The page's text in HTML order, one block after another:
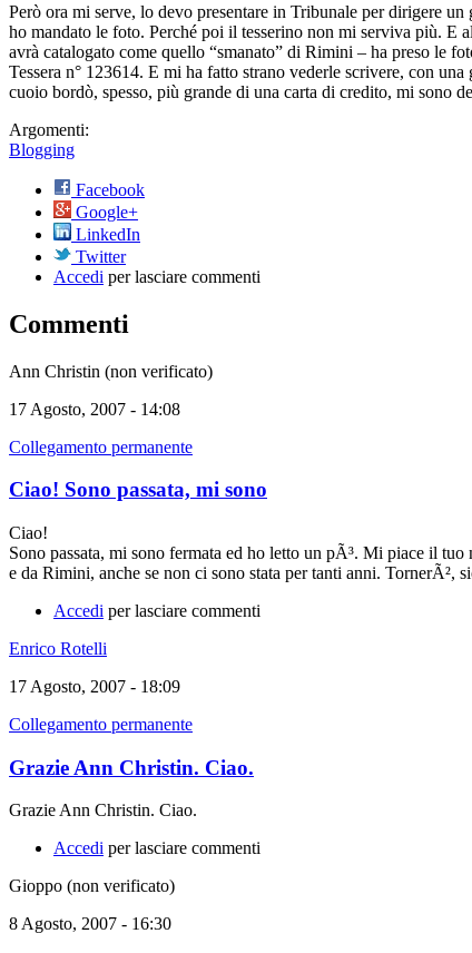
Però ora mi serve, lo devo presentare in Tribunale per dirigere
ho mandato le foto. Perché poi il tesserino non mi serviva più. E
avrà catalogato come quello “smanato” di Rimini – ha preso le
Tessera n° 123614. E mi ha fatto strano vederle scrivere, con
cuoio bordò, spesso, più grande di una carta di credito, mi sono
Argomenti:
Blogging
Facebook
Google+
LinkedIn
Twitter
Accedi per lasciare commenti
Commenti
Ann Christin (non verificato)
17 Agosto, 2007 - 14:08
Collegamento permanente
Ciao! Sono passata, mi sono
Ciao!
Sono passata, mi sono fermata ed ho letto un pÃ³. Mi piace il
e da Rimini, anche se non ci sono stata per tanti anni. TornerÃ²,
Accedi per lasciare commenti
Enrico Rotelli
17 Agosto, 2007 - 18:09
Collegamento permanente
Grazie Ann Christin. Ciao.
Grazie Ann Christin. Ciao.
Accedi per lasciare commenti
Gioppo (non verificato)
8 Agosto, 2007 - 16:30